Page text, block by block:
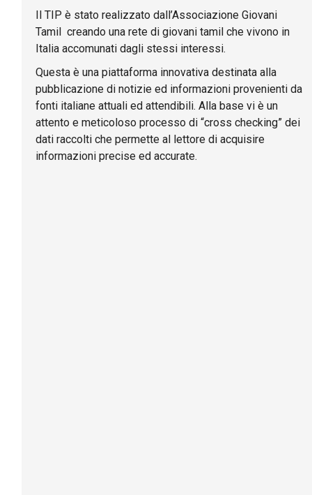
Il TIP è stato realizzato dall’Associazione Giovani
Tamil creando una rete di giovani tamil che vivono in
Italia accomunati dagli stessi interessi.
Questa è una piattaforma innovativa destinata alla
pubblicazione di notizie ed informazioni provenienti da
fonti italiane attuali ed attendibili. Alla base vi è un
attento e meticoloso processo di “cross checking” dei
dati raccolti che permette al lettore di acquisire
informazioni precise ed accurate.